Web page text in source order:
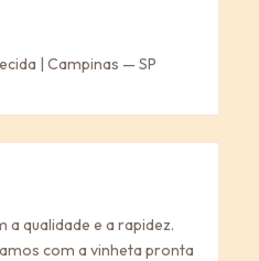
| Campinas — SP
qualidade e a rapidez.
com a vinheta pronta